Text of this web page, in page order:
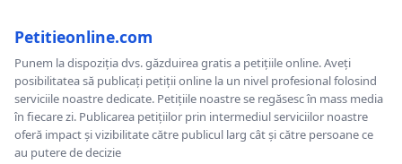
Petitieonline.com
Punem la dispoziția dvs. găzduirea gratis a petițiile online. Aveți
posibilitatea să publicați petiții online la un nivel profesional folosind
serviciile noastre dedicate. Petițiile noastre se regăsesc în mass media
în fiecare zi. Publicarea petițiilor prin intermediul serviciilor noastre
oferă impact și vizibilitate către publicul larg cât și către persoane ce
au putere de decizie